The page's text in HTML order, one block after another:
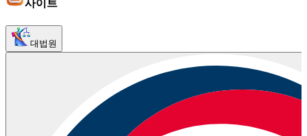
사이트
대법원